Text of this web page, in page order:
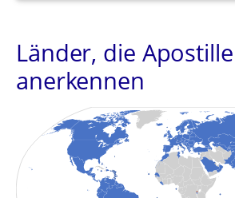
Länder, die Apostille
anerkennen